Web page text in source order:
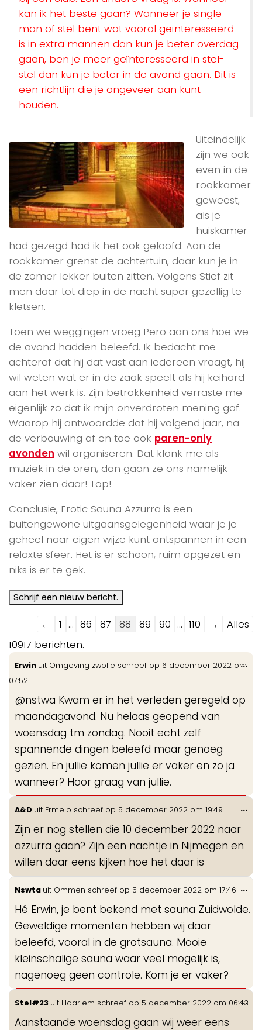
kan ik het beste gaan? Wanneer je single
man of stel bent wat vooral geïnteresseerd
is in extra mannen dan kun je beter overdag
gaan, ben je meer geïnteresseerd in stel-
stel dan kun je beter in de avond gaan. Dit is
een richtlijn die je ongeveer aan kunt
houden.
Uiteindelijk
zijn we ook
even in de
rookkamer
geweest,
als je
huiskamer
had gezegd had ik het ook geloofd. Aan de
rookkamer grenst de achtertuin, daar kun je in
de zomer lekker buiten zitten. Volgens Stief zit
men daar tot diep in de nacht super gezellig te
kletsen.
Toen we weggingen vroeg Pero aan ons hoe we
de avond hadden beleefd. Ik bedacht me
achteraf dat hij dat vast aan iedereen vraagt, hij
wil weten wat er in de zaak speelt als hij keihard
aan het werk is. Zijn betrokkenheid verraste me
eigenlijk zo dat ik mijn onverdroten mening gaf.
Waarop hij antwoordde dat hij volgend jaar, na
de verbouwing af en toe ook paren-only
avonden wil organiseren. Dat klonk me als
muziek in de oren, dan gaan ze ons namelijk
vaker zien daar! Top!
Conclusie, Erotic Sauna Azzurra is een
buitengewone uitgaansgelegenheid waar je je
geheel naar eigen wijze kunt ontspannen in een
relaxte sfeer. Het is er schoon, ruim opgezet en
niks is er te gek.
Navigatie
door
de
gastenboek-
← 1 ... 86 87 88 89 90 ... 110 →
Alles
10917 berichten.
Erwin uit Omgeving zwolle schreef op 6 december 2022 om
07:52
@nstwa Kwam er in het verleden geregeld op
maandagavond. Nu helaas geopend van
woensdag tm zondag. Nooit echt zelf
spannende dingen beleefd maar genoeg
gezien. En jullie komen jullie er vaker en zo ja
wanneer? Hoor graag van jullie.
...
A&D uit Ermelo schreef op 5 december 2022 om 19:49
Zijn er nog stellen die 10 december 2022 naar
azzurra gaan? Zijn een nachtje in Nijmegen en
willen daar eens kijken hoe het daar is
...
Nswta uit Ommen schreef op 5 december 2022 om 17:46
Hé Erwin, je bent bekend met sauna Zuidwolde.
Geweldige momenten hebben wij daar
beleefd, vooral in de grotsauna. Mooie
kleinschalige sauna waar veel mogelijk is,
nagenoeg geen controle. Kom je er vaker?
...
Stel#23 uit Haarlem schreef op 5 december 2022 om 06:43
Aanstaande woensdag gaan wij weer eens
...